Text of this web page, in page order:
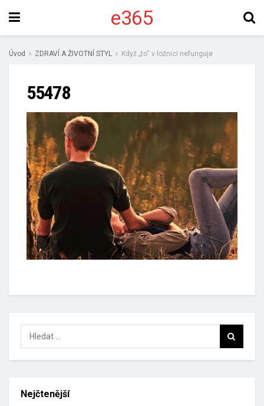
e365
Úvod ZDRAVÍ A ŽIVOTNÍ STYL Když „to“ v ložnici nefunguje
55478
Nejčtenější